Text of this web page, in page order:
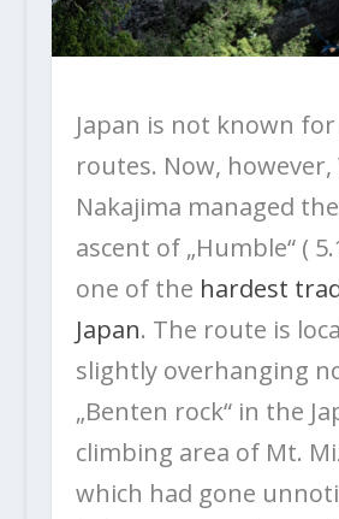
Japan is not known
routes. Now, however,
Nakajima managed
ascent of „Humble“ (
one of the hardest
Japan. The route is
slightly overhanging
„Benten rock“ in the
climbing area of Mt.
which had gone